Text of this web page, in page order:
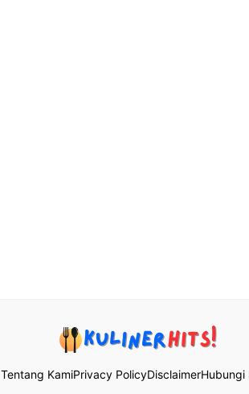
Tentang KamiPrivacy PolicyDisclaimerHubungi